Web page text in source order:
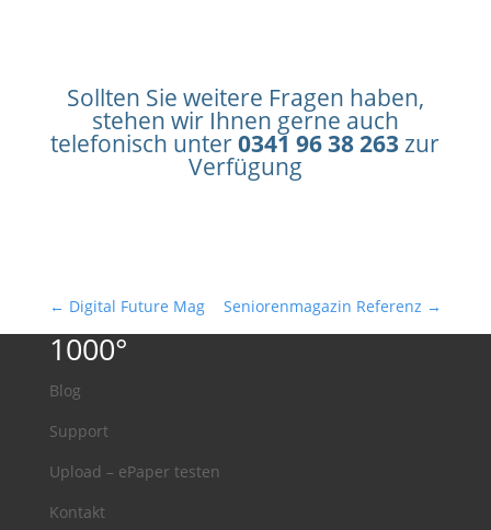
Sollten Sie weitere Fragen haben,
stehen wir Ihnen gerne auch
telefonisch unter0341 96 38 263zur
Verfügung
← Digital Future Mag Seniorenmagazin Referenz →
1000°
Blog
Support
Upload – ePaper testen
Kontakt